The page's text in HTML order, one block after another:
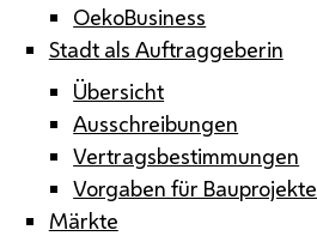
OekoBusiness
Stadt als Auftraggeberin
Übersicht
Ausschreibungen
Vertragsbestimmungen
Vorgaben für Bauprojekte
Märkte